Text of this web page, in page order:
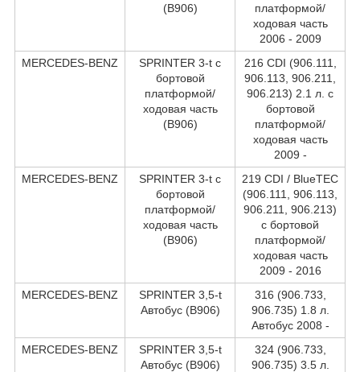
(B906)
платформой/
ходовая часть
2006 - 2009
MERCEDES-BENZ
SPRINTER 3-t c
бортовой
платформой/
ходовая часть
(B906)
216 CDI (906.111,
906.113, 906.211,
906.213) 2.1 л. c
бортовой
платформой/
ходовая часть
2009 -
MERCEDES-BENZ
SPRINTER 3-t c
бортовой
платформой/
ходовая часть
(B906)
219 CDI / BlueTEC
(906.111, 906.113,
906.211, 906.213)
c бортовой
платформой/
ходовая часть
2009 - 2016
MERCEDES-BENZ
SPRINTER 3,5-t
Автобус (B906)
316 (906.733,
906.735) 1.8 л.
Автобус 2008 -
MERCEDES-BENZ
SPRINTER 3,5-t
Автобус (B906)
324 (906.733,
906.735) 3.5 л.